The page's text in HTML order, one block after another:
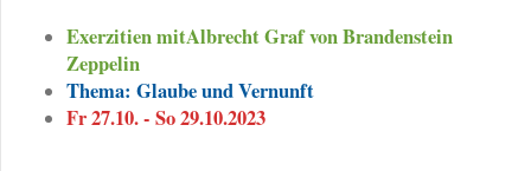
Exerzitien mitAlbrecht Graf von Brandenstein
Zeppelin
Thema: Glaube und Vernunft
Fr 27.10. - So 29.10.2023